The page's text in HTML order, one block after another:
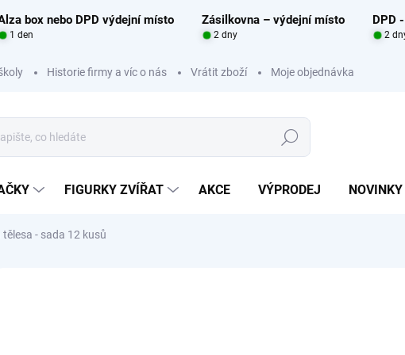
box nebo DPD výdejní místo Zásilkovna – výdejní místo DPD
1 den 2 dny 2
Historie firmy a víc o nás Vrátit zboží Moje objednávka
Hledat
FIGURKY ZVÍŘAT AKCE VÝPRODEJ NOVINKY
tělesa - sada 12 kusů